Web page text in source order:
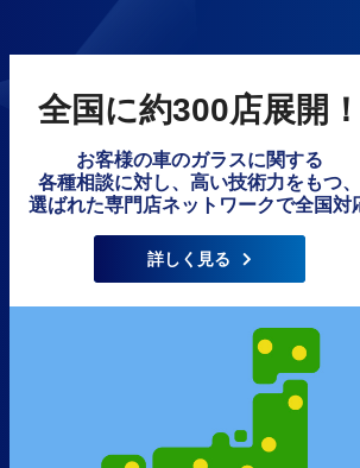
全国に約300店展開！
お客様の車のガラスに関する
各種相談に対し、高い技術力をもつ、
選ばれた専門店ネットワークで全国対
詳しく見る